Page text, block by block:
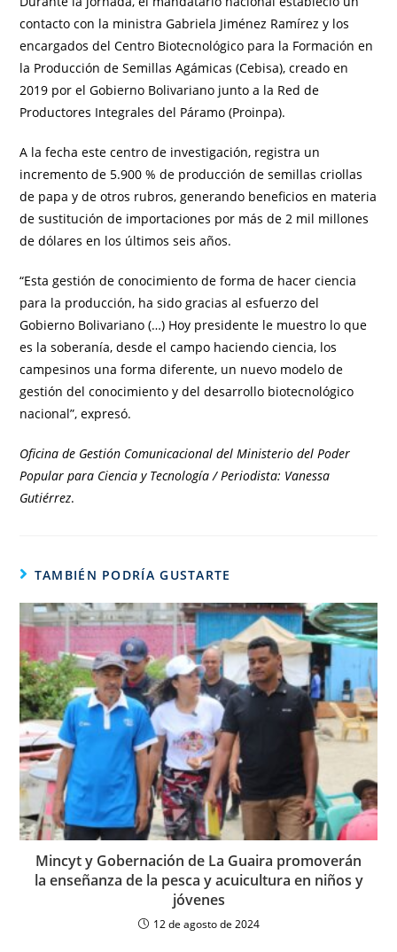
contacto con la ministra Gabriela Jiménez Ramírez y los
encargados del Centro Biotecnológico para la Formación en
la Producción de Semillas Agámicas (Cebisa), creado en
2019 por el Gobierno Bolivariano junto a la Red de
Productores Integrales del Páramo (Proinpa).
A la fecha este centro de investigación, registra un
incremento de 5.900 % de producción de semillas criollas
de papa y de otros rubros, generando beneficios en materia
de sustitución de importaciones por más de 2 mil millones
de dólares en los últimos seis años.
“Esta gestión de conocimiento de forma de hacer ciencia
para la producción, ha sido gracias al esfuerzo del
Gobierno Bolivariano (…) Hoy presidente le muestro lo que
es la soberanía, desde el campo haciendo ciencia, los
campesinos una forma diferente, un nuevo modelo de
gestión del conocimiento y del desarrollo biotecnológico
nacional”, expresó.
Oficina de Gestión Comunicacional del Ministerio del Poder
Popular para Ciencia y Tecnología / Periodista: Vanessa
Gutiérrez.
TAMBIÉN PODRÍA GUSTARTE
Mincyt y Gobernación de La Guaira promoverán
la enseñanza de la pesca y acuicultura en niños y
jóvenes
12 de agosto de 2024